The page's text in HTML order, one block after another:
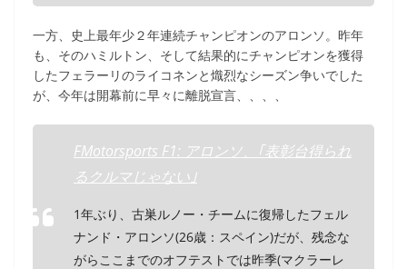
一方、史上最年少２年連続チャンピオンのアロンソ。昨年
も、そのハミルトン、そして結果的にチャンピオンを獲得
したフェラーリのライコネンと熾烈なシーズン争いでした
が、今年は開幕前に早々に離脱宣言、、、、
FMotorsports F1: アロンソ、｢表彰台得られ
るクルマじゃない｣
1年ぶり、古巣ルノー・チームに復帰したフェル
ナンド・アロンソ(26歳：スペイン)だが、残念な
がらここまでのオフテストでは昨季(マクラーレ